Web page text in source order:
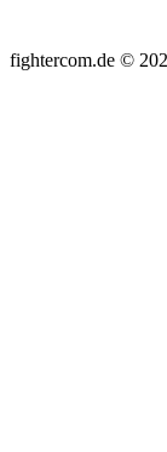
fightercom.de ©